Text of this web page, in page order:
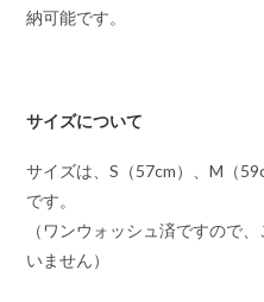
納可能です。
サイズについて
サイズは、S（57cm）、M（
です。
（ワンウォッシュ済ですので
いません）